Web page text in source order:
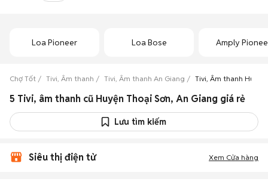
Loa Pioneer Loa Bose Amply
Chợ Tốt Tivi, Âm thanh Tivi, Âm thanh An Giang Tivi, Âm thanh Huyện
5 Tivi, âm thanh cũ Huyện Thoại Sơn, An Giang giá rẻ
Lưu tìm kiếm
Siêu thị điện tử Xem Cửa hàng